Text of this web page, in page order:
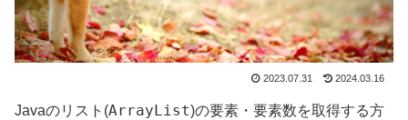
2023.07.31 2024.03.16
Javaのリスト(ArrayList)の要素・要素数を取得する方